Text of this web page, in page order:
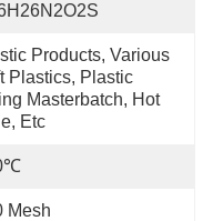
Products, Various
Plastics, Plastic
Masterbatch, Hot
Etc
Mesh